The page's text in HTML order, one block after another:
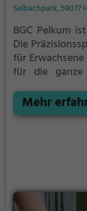
Selbachpark, 59077
BGC Pelkum
Die
für
für die ganze
den wenigsten
Mehr